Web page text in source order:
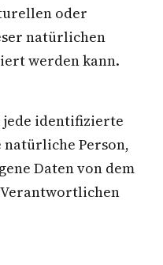
oder
natürlichen
werden kann.
jede identifizierte
Person,
Daten von dem